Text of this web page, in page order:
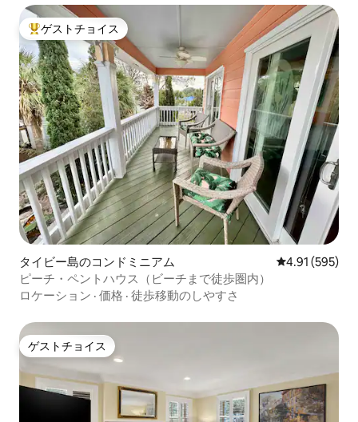
大好評のゲストチョイスです。
ゲストチョイス
タイビー島のコンドミニアム レビュー595
4.91 (595)
ピーチ・ペントハウス（ビーチまで徒歩圏内）
ロケーション · 価格 · 徒歩移動のしやすさ
ゲストチョイス
ゲストチョイス